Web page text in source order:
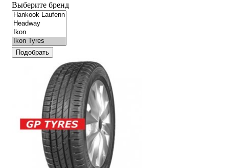
Выберите бренд
Подобрать